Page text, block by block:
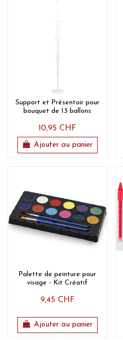
Support et Présentoir pour
bouquet de 13 ballons
10,95 CHF
Ajouter au panier
Palette de peinture pour
visage - Kit Créatif
9,45 CHF
Ajouter au panier